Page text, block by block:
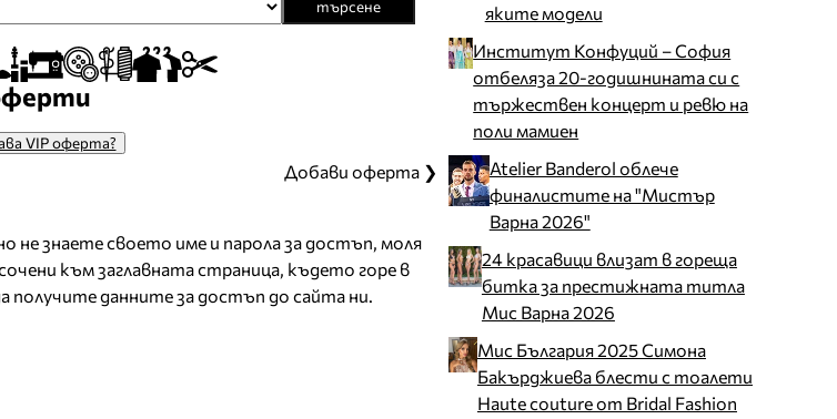
търсене
VIP оферта?
Добави оферта ❯
не знаете своето име и парола за достъп, моля
към заглавната страница, където горе в
получите данните за достъп до сайта ни.
яките модели
Институт Конфуций – София
отбеляза 20-годишнината си с
тържествен концерт и ревю на
поли мамиен
Atelier Banderol облече
финалистите на "Мистър
Варна 2026"
24 красавици влизат в гореща
битка за престижната титла
Мис Варна 2026
Мис България 2025 Симона
Бакърджиева блести с тоалети
Haute couture от Bridal Fashion